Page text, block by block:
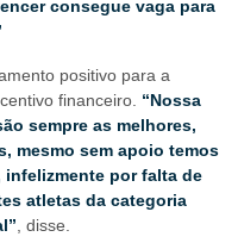
consegue vaga para
positivo para a
financeiro. “Nossa
sempre as melhores,
mesmo sem apoio temos
por falta de
atletas da categoria
, disse.